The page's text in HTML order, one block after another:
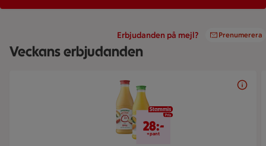
Erbjudanden på mejl? Prenumerera
Veckans erbjudanden
Bildspel med 5 bilder.
Pris kan inte visas.
28:-
+pant